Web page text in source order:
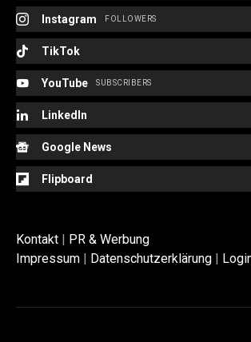
Instagram FOLLOWERS
TikTok
YouTube SUBSCRIBERS
LinkedIn
Google News
Flipboard
Kontakt | PR & Werbung
Impressum | Datenschutzerklärung |